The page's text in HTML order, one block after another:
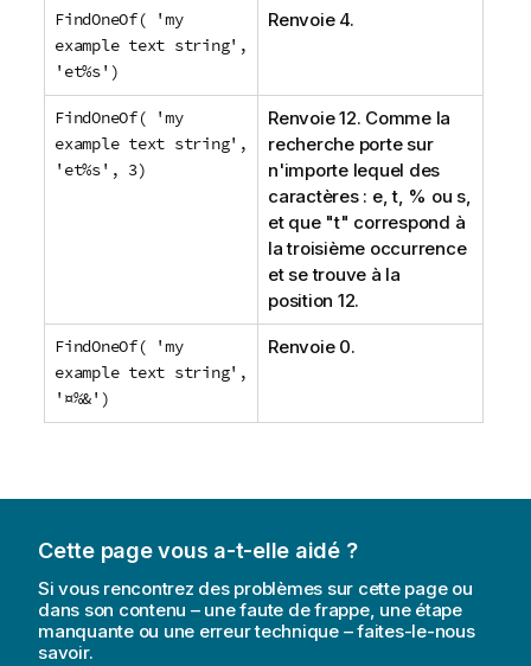
FindOneOf( 'my
example text string',
'et%s')
Renvoie 4.
FindOneOf( 'my
example text string',
'et%s', 3)
Renvoie 12. Comme la
recherche porte sur
n'importe lequel des
caractères : e,t, % ou s,
et que "t" correspond à
la troisième occurrence
et se trouve à la
position 12.
FindOneOf( 'my
example text string',
'¤%&')
Renvoie 0.
Cette page vous a-t-elle aidé ?
Si vous rencontrez des problèmes sur cette page ou
dans son contenu – une faute de frappe, une étape
manquante ou une erreur technique – faites-le-nous
savoir.